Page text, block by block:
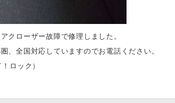
クローザー故障で修理しました。
、全国対応していますのでお電話ください。
ロック）